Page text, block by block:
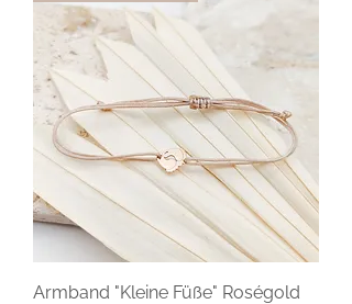
Armband "Kleine Füße" Roségold